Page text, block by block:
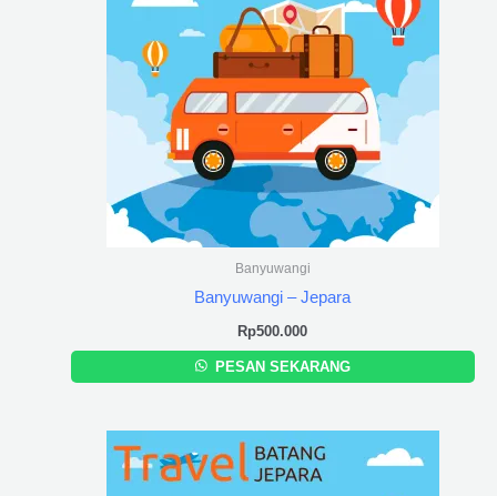
Banyuwangi
Banyuwangi – Jepara
Rp500.000
PESAN SEKARANG